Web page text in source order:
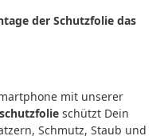
der Schutzfolie das
mit unserer
schützt Dein
Schmutz, Staub und